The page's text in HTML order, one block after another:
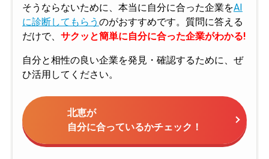
そうならないために、本当に自分に合った企業をAI
に診断してもらう のがおすすめです。質問に答える
だけで、 サクッと簡単に自分に合った企業がわかる!
自分と相性の良い企業を発見・確認するために、ぜ
ひ活用してください。
北恵が
自分に合っているかチェック！